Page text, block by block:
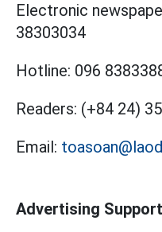
Electronic
38303034
Hotline: 096
Readers: (+84 24)
Email:
Advertising Support